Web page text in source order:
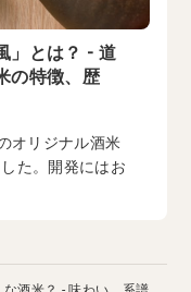
」とは？ - 道
の特徴、歴
オリジナル酒米
た。開発にはお